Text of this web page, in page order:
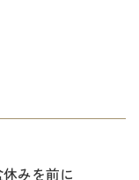
みを前に